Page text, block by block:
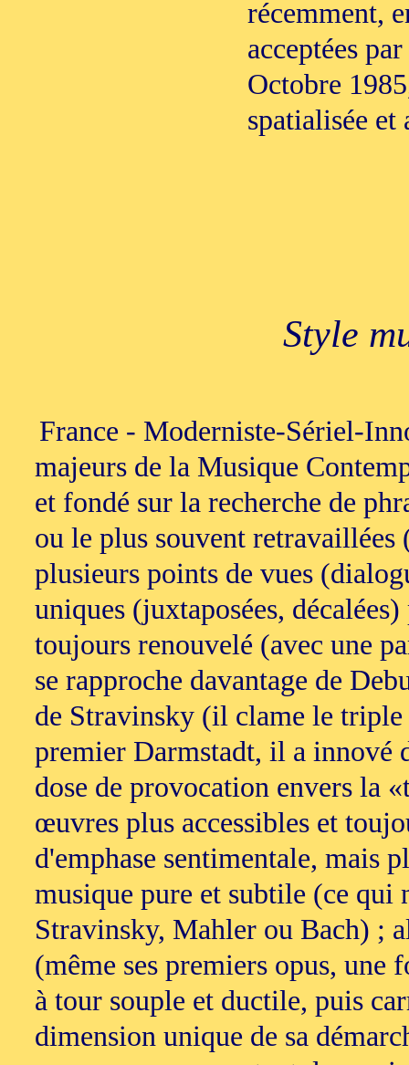
récemment,
acceptées
Octobre
spatialisée
Style
France - Moderniste-Sériel-
majeurs de la Musique
et fondé sur la recherche de
ou le plus souvent
plusieurs points de vues
uniques (juxtaposées,
toujours renouvelé (avec une
se rapproche davantage de
de Stravinsky (il clame le triple
premier Darmstadt, il a innové
dose de provocation envers la
œuvres plus accessibles et
d'emphase sentimentale, mais
musique pure et subtile (ce qui
Stravinsky, Mahler ou Bach) ;
(même ses premiers opus, une
à tour souple et ductile, puis
dimension unique de sa